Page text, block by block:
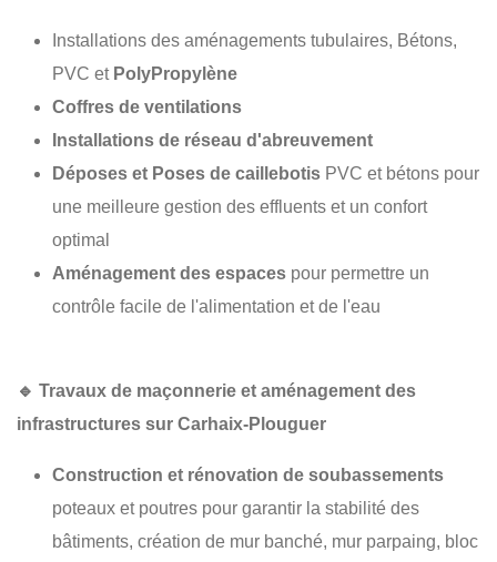
Installations des aménagements tubulaires, Bétons,
PVC et PolyPropylène
Coffres de ventilations
Installations de réseau d'abreuvement
Déposes et Poses de caillebotis PVC et bétons pour
une meilleure gestion des effluents et un confort
optimal
Aménagement des espaces pour permettre un
contrôle facile de l'alimentation et de l'eau
🔹 Travaux de maçonnerie et aménagement des
infrastructures sur Carhaix-Plouguer
Construction et rénovation de soubassements
poteaux et poutres pour garantir la stabilité des
bâtiments, création de mur banché, mur parpaing, bloc